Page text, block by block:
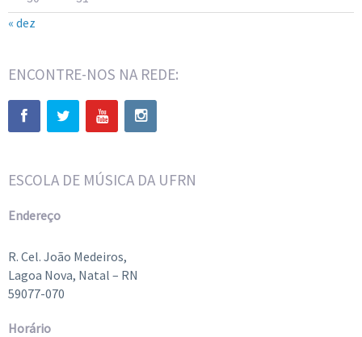
« dez
ENCONTRE-NOS NA REDE:
ESCOLA DE MÚSICA DA UFRN
Endereço
R. Cel. João Medeiros,
Lagoa Nova, Natal – RN
59077-070
Horário